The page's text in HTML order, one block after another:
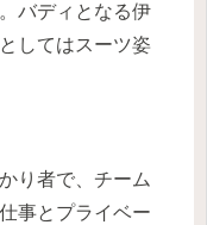
バディとなる伊
してはスーツ姿
り者で、チーム
事とプライベー